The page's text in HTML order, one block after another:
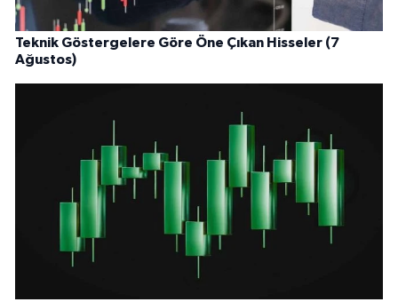
Teknik Göstergelere Göre Öne Çıkan Hisseler (7
Ağustos)